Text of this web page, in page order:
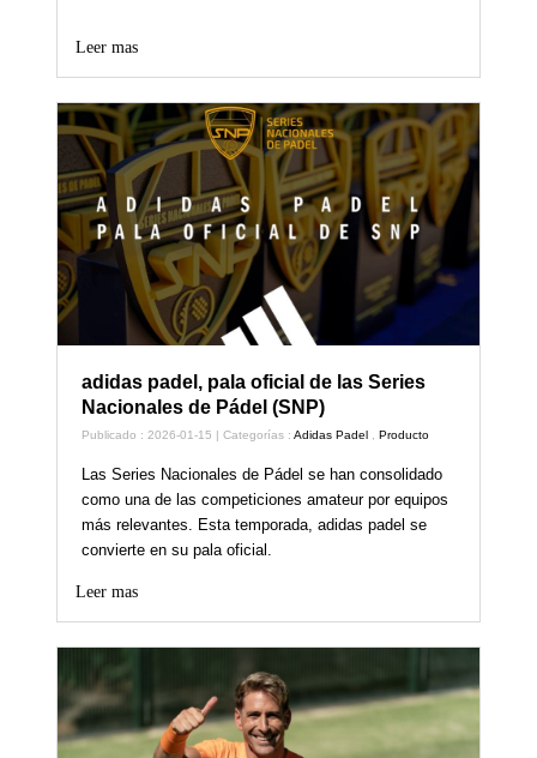
Leer mas
adidas padel, pala oficial de las Series
Nacionales de Pádel (SNP)
Publicado : 2026-01-15 | Categorías :Adidas Padel ,Producto
Las Series Nacionales de Pádel se han consolidado
como una de las competiciones amateur por equipos
más relevantes. Esta temporada, adidas padel se
convierte en su pala oficial.
Leer mas